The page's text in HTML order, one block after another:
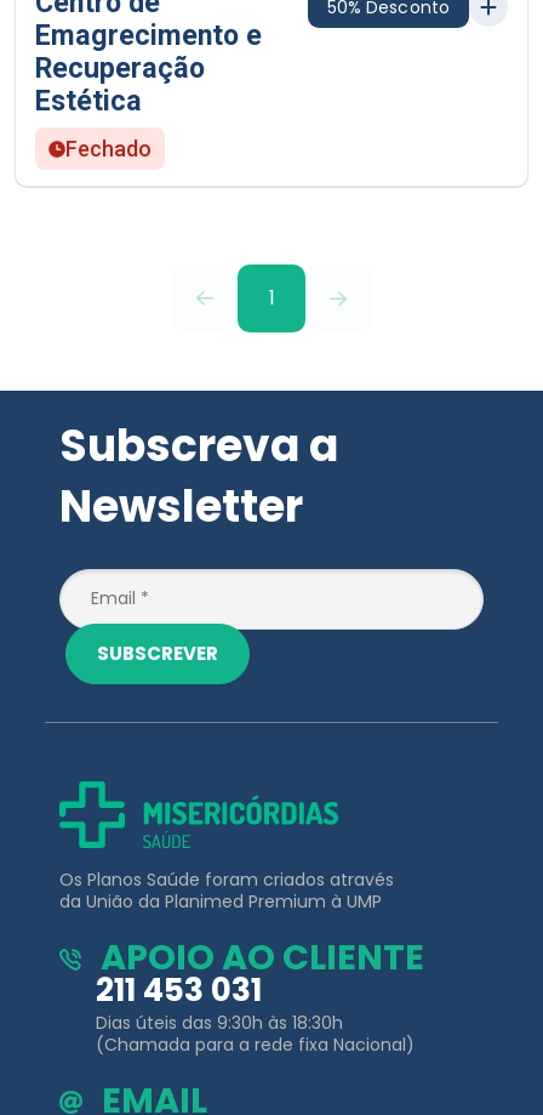
Emagrecimento e
Recuperação
Estética
50% Desconto
Fechado
1
Subscreva a
Newsletter
SUBSCREVER
Os Planos Saúde foram criados através
da União da Planimed Premium à UMP
APOIO AO CLIENTE
211 453 031
Dias úteis das 9:30h às 18:30h
(Chamada para a rede fixa Nacional)
EMAIL